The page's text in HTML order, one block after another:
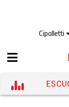
Cipolletti